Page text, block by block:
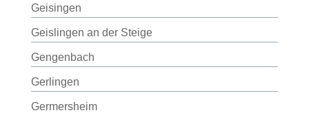
Geisingen
Geislingen an der Steige
Gengenbach
Gerlingen
Germersheim